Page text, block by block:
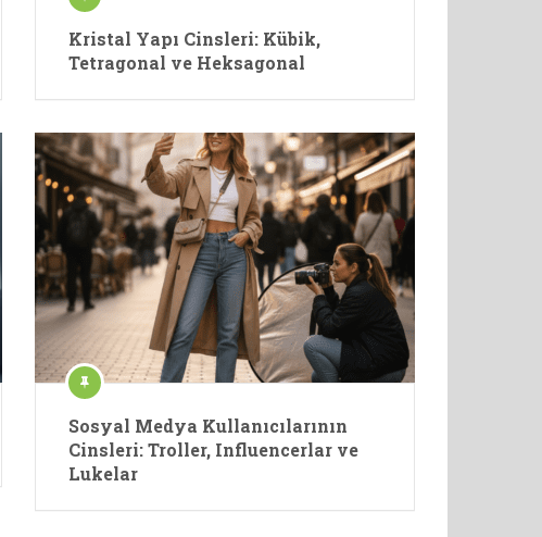
Kristal Yapı Cinsleri: Kübik,
Tetragonal ve Heksagonal
Sosyal Medya Kullanıcılarının
Cinsleri: Troller, Influencerlar ve
Lukelar